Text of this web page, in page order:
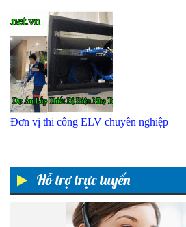
Hỗ trợ trực tuyến
Đơn vị thi công ELV chuyên nghiệp